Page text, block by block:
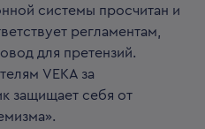
системы просчитан и
регламентам,
для претензий.
VEKA за
защищает себя от